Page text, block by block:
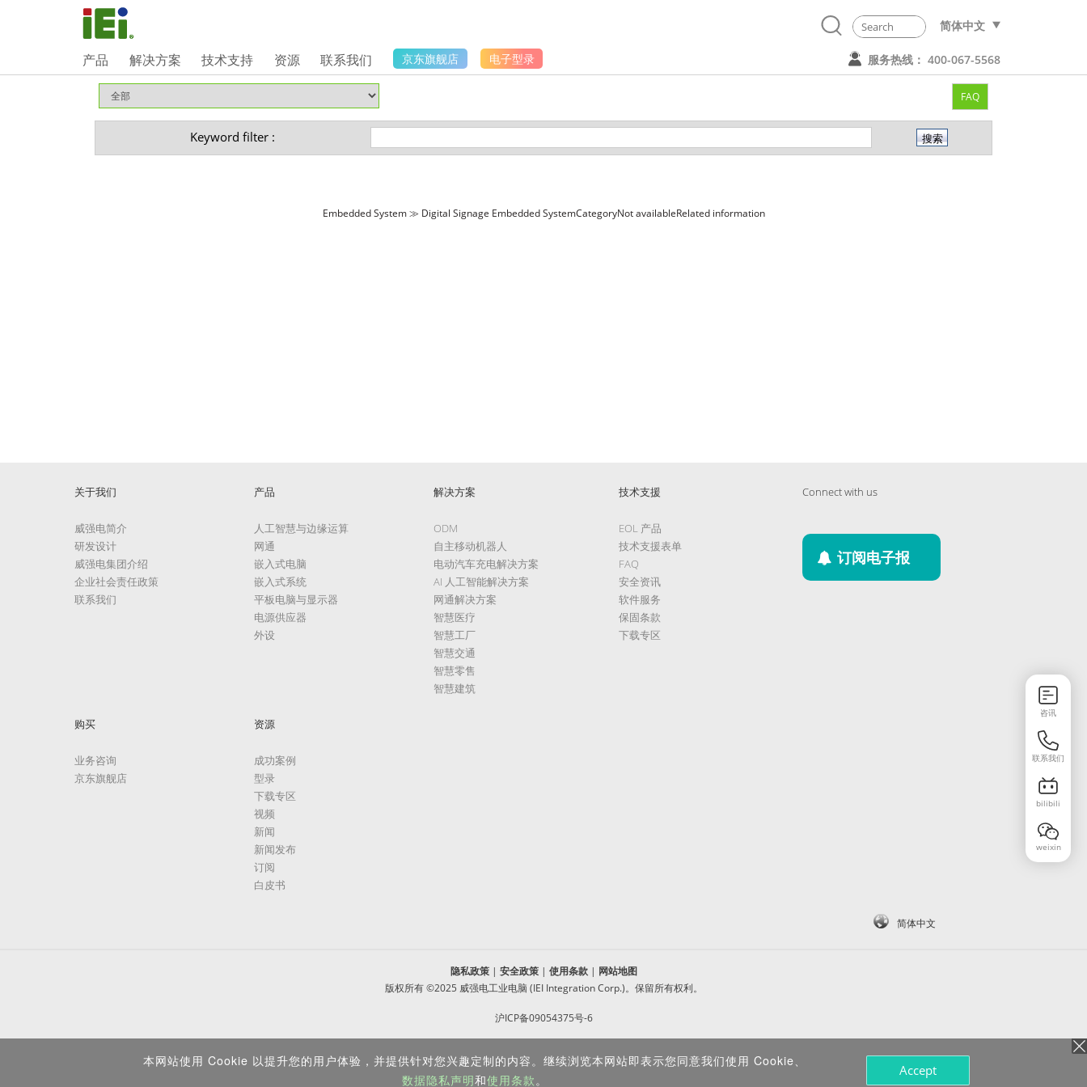
简体中文
产品 解决方案 技术支持 资源 联系我们 京东旗舰店 电子型录 服务热线： 400-067-5568
FAQ
Keyword filter :
Embedded System ≫ Digital Signage Embedded SystemCategoryNot availableRelated information
关于我们
威强电简介
研发设计
威强电集团介绍
企业社会责任政策
联系我们
产品
人工智慧与边缘运算
网通
嵌入式电脑
嵌入式系统
平板电脑与显示器
电源供应器
外设
解决方案
ODM
自主移动机器人
电动汽车充电解决方案
AI 人工智能解决方案
网通解决方案
智慧医疗
智慧工厂
智慧交通
智慧零售
智慧建筑
技术支援
EOL 产品
技术支援表单
FAQ
安全资讯
软件服务
保固条款
下载专区
购买
业务咨询
京东旗舰店
资源
成功案例
型录
下载专区
视频
新闻
新闻发布
订阅
白皮书
Connect with us
订阅电子报
简体中文
隐私政策| 安全政策| 使用条款| 网站地图
版权所有 ©2025 威强电工业电脑 (IEI Integration Corp.)。保留所有权利。
沪ICP备09054375号-6
咨讯
联系我们
bilibili
weixin
本网站使用 Cookie 以提升您的用户体验，并提供针对您兴趣定制的内容。继续浏览本网站即表示您同意我们使用 Cookie、
数据隐私声明和使用条款。
Accept